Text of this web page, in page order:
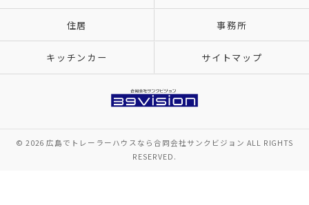
住居 事務所
キッチンカー サイトマップ
© 2026 広島でトレーラーハウスなら合同会社サンクビジョン ALL RIGHTS
RESERVED.